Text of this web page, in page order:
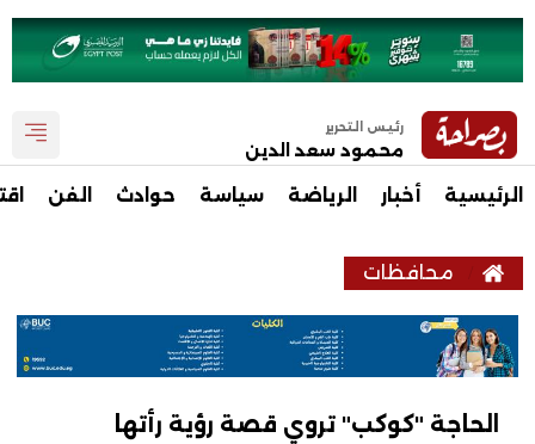
رئيس التحرير
محمود سعد الدين
الرئيسية أخبار الرياضة سياسة حوادث الفن
محافظات
الحاجة "كوكب" تروي قصة رؤية رأتها